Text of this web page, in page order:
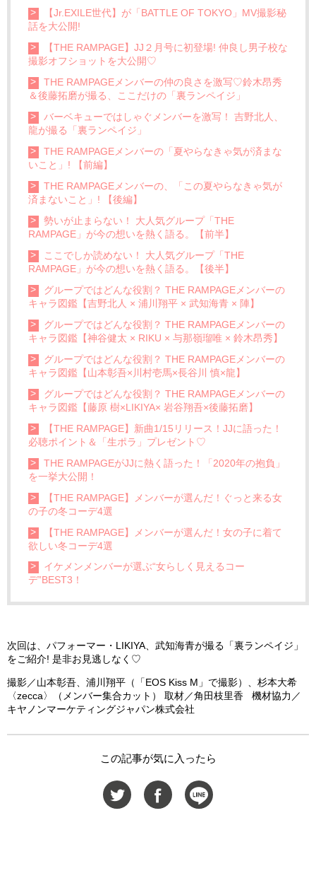
【Jr.EXILE世代】が「BATTLE OF TOKYO」MV撮影秘
話を大公開!
【THE RAMPAGE】JJ２月号に初登場! 仲良し男子校な
撮影オフショットを大公開♡
THE RAMPAGEメンバーの仲の良さを激写♡鈴木昂秀
＆後藤拓磨が撮る、ここだけの「裏ランペイジ」
バーベキューではしゃぐメンバーを激写！ 吉野北人、
龍が撮る「裏ランペイジ」
THE RAMPAGEメンバーの「夏やらなきゃ気が済まな
いこと」! 【前編】
THE RAMPAGEメンバーの、「この夏やらなきゃ気が
済まないこと」! 【後編】
勢いが止まらない！ 大人気グループ「THE
RAMPAGE」が今の想いを熱く語る。【前半】
ここでしか読めない！ 大人気グループ「THE
RAMPAGE」が今の想いを熱く語る。【後半】
グループではどんな役割？ THE RAMPAGEメンバーの
キャラ図鑑【吉野北人 × 浦川翔平 × 武知海青 × 陣】
グループではどんな役割？ THE RAMPAGEメンバーの
キャラ図鑑【神谷健太 × RIKU × 与那嶺瑠唯 × 鈴木昂秀】
グループではどんな役割？ THE RAMPAGEメンバーの
キャラ図鑑【山本彰吾×川村壱馬×長谷川 慎×龍】
グループではどんな役割？ THE RAMPAGEメンバーの
キャラ図鑑【藤原 樹×LIKIYA× 岩谷翔吾×後藤拓磨】
【THE RAMPAGE】新曲1/15リリース！JJに語った！
必聴ポイント＆「生ポラ」プレゼント♡
THE RAMPAGEがJJに熱く語った！「2020年の抱負」
を一挙大公開！
【THE RAMPAGE】メンバーが選んだ！ぐっと来る女
の子の冬コーデ4選
【THE RAMPAGE】メンバーが選んだ！女の子に着て
欲しい冬コーデ4選
イケメンメンバーが選ぶ“女らしく見えるコー
デ”BEST3！
次回は、パフォーマー・LIKIYA、武知海青が撮る「裏ランペイジ」
をご紹介! 是非お見逃しなく♡
撮影／山本彰吾、浦川翔平（「EOS Kiss M」で撮影）、杉本大希
〈zecca〉（メンバー集合カット） 取材／角田枝里香 機材協力／
キヤノンマーケティングジャパン株式会社
この記事が気に入ったら